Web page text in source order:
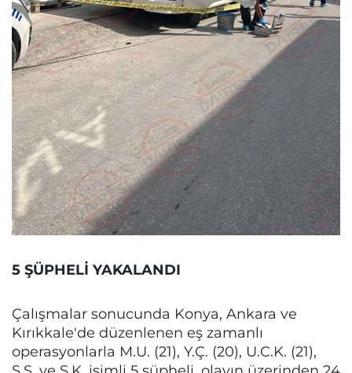
5 ŞÜPHELİ YAKALANDI
Çalışmalar sonucunda Konya, Ankara ve
Kırıkkale'de düzenlenen eş zamanlı
operasyonlarla M.U. (21), Y.Ç. (20), U.C.K. (21),